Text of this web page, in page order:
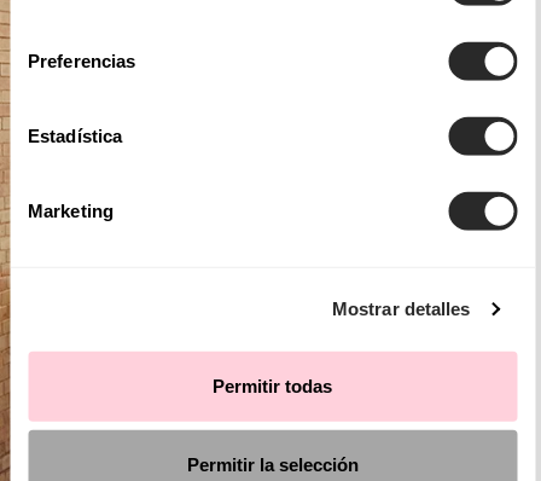
consentimiento
Preferencias
Estadística
Marketing
Mostrar detalles
Permitir todas
Permitir la selección